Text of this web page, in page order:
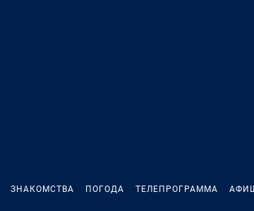
ЗНАКОМСТВА ПОГОДА ТЕЛЕПРОГРАММА